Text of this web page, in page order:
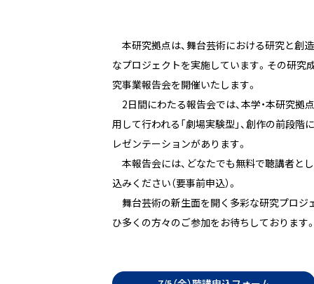
本研究拠点は、舞台芸術における研究と創
なプロジェクトを実施しています。その研究
究事業報告会を開催いたします。
2日間にわたる報告会では、本学・本研究拠
用して行われる「劇場実験型」、創作の前段
レゼンテーションがあります。
本報告会には、どなたでも無料で聴講者と
込みください（要事前申込）。
舞台芸術の新生面を開く多彩な研究プロジ
ひ多くの方々のご参加をお待ちしております